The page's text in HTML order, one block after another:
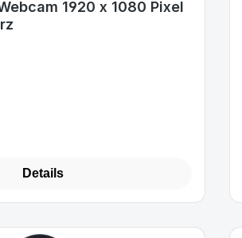
1920 x 1080 Pixel
Details